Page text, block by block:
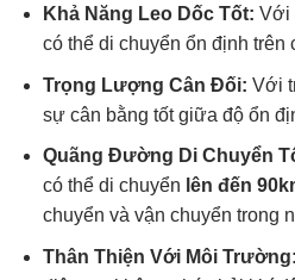
Khả Năng Leo Dốc Tốt: Với
có thể di chuyển ổn định
Trọng Lượng Cân Đối: Với
sự cân bằng tốt giữa độ ổn
Quãng Đường Di Chuyển
có thể di chuyển lên đến
chuyển và vận chuyển trong
Thân Thiện Với Môi Trường: